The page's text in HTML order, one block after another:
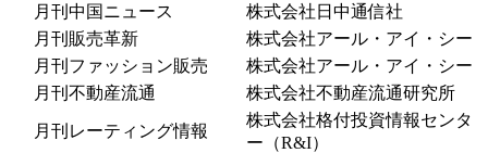
月刊中国ニュース
株式会社日中通信社
月刊販売革新
株式会社アール・アイ・シー
月刊ファッション販売
株式会社アール・アイ・シー
月刊不動産流通
株式会社不動産流通研究所
月刊レーティング情報
株式会社格付投資情報センタ
ー（R&I）